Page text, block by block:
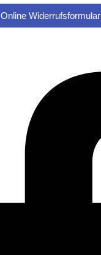
Online Widerrufsformular